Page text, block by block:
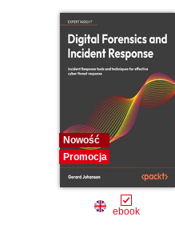
Nowość
Promocja
ebook